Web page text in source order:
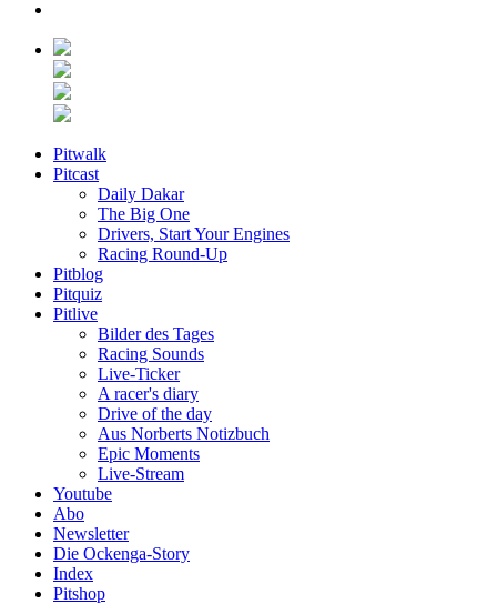
Pitwalk
Pitcast
Daily Dakar
The Big One
Drivers, Start Your Engines
Racing Round-Up
Pitblog
Pitquiz
Pitlive
Bilder des Tages
Racing Sounds
Live-Ticker
A racer's diary
Drive of the day
Aus Norberts Notizbuch
Epic Moments
Live-Stream
Youtube
Abo
Newsletter
Die Ockenga-Story
Index
Pitshop